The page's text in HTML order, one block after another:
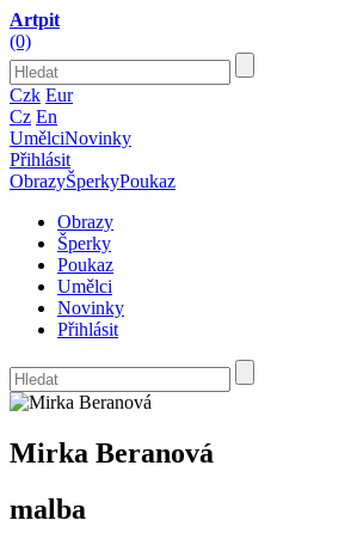
Artpit
(0)
Czk Eur
Cz En
UmělciNovinky
Přihlásit
ObrazyŠperkyPoukaz
Obrazy
Šperky
Poukaz
Umělci
Novinky
Přihlásit
Mirka Beranová
malba